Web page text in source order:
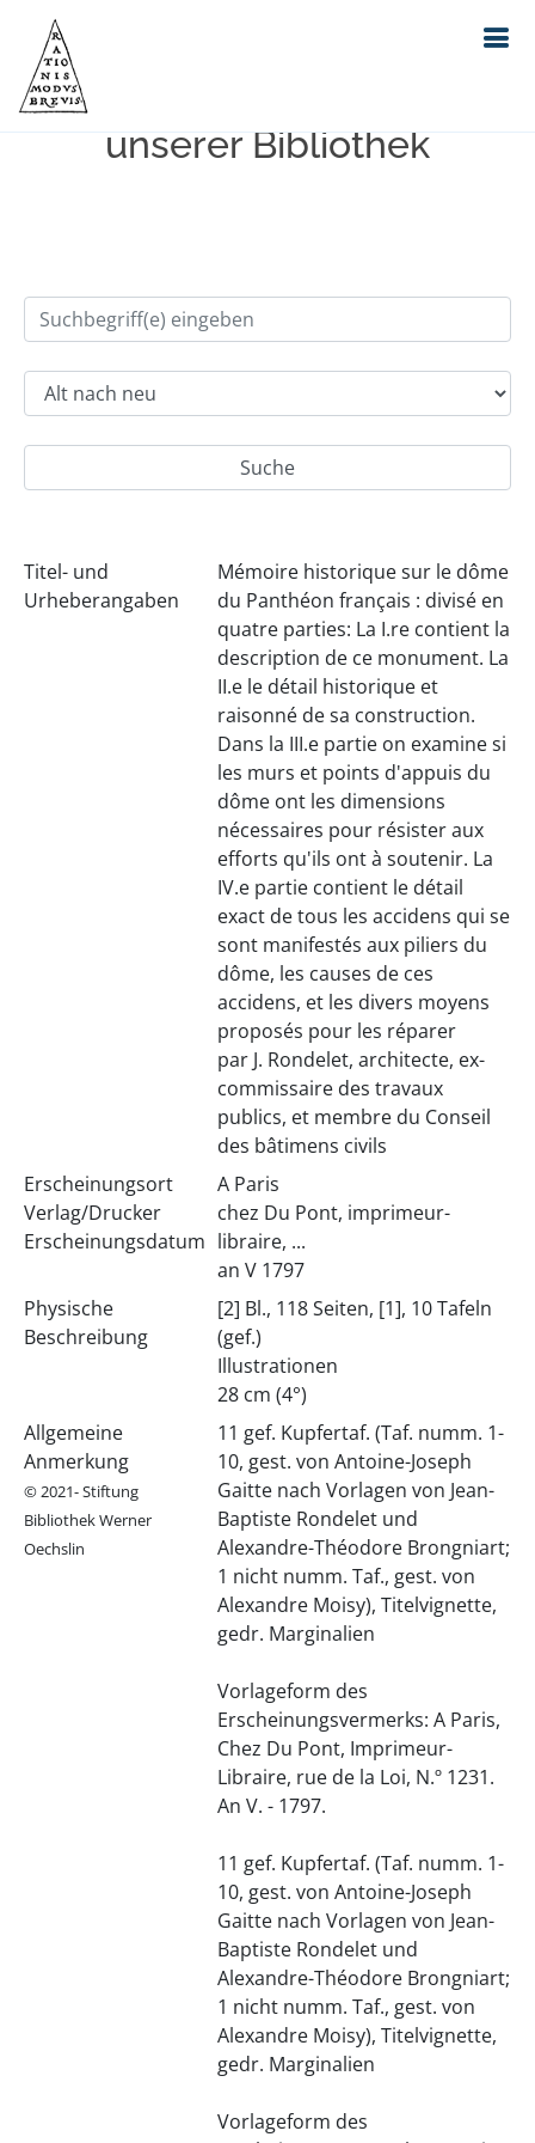
Einfache Suche im Bestand
unserer Bibliothek
Titel- und
Urheberangaben
Mémoire historique sur le dôme
du Panthéon français : divisé en
quatre parties: La I.re contient la
description de ce monument. La
II.e le détail historique et
raisonné de sa construction.
Dans la III.e partie on examine si
les murs et points d'appuis du
dôme ont les dimensions
nécessaires pour résister aux
efforts qu'ils ont à soutenir. La
IV.e partie contient le détail
exact de tous les accidens qui se
sont manifestés aux piliers du
dôme, les causes de ces
accidens, et les divers moyens
proposés pour les réparer
par J. Rondelet, architecte, ex-
commissaire des travaux
publics, et membre du Conseil
des bâtimens civils
Erscheinungsort
Verlag/Drucker
Erscheinungsdatum
A Paris
chez Du Pont, imprimeur-
libraire, ...
an V 1797
Physische
Beschreibung
[2] Bl., 118 Seiten, [1], 10 Tafeln
(gef.)
Illustrationen
28 cm (4°)
Allgemeine
Anmerkung
© 2021- Stiftung
Bibliothek Werner
Oechslin
11 gef. Kupfertaf. (Taf. numm. 1-
10, gest. von Antoine-Joseph
Gaitte nach Vorlagen von Jean-
Baptiste Rondelet und
Alexandre-Théodore Brongniart;
1 nicht numm. Taf., gest. von
Alexandre Moisy), Titelvignette,
gedr. Marginalien
Vorlageform des
Erscheinungsvermerks: A Paris,
Chez Du Pont, Imprimeur-
Libraire, rue de la Loi, N.º 1231.
An V. - 1797.
11 gef. Kupfertaf. (Taf. numm. 1-
10, gest. von Antoine-Joseph
Gaitte nach Vorlagen von Jean-
Baptiste Rondelet und
Alexandre-Théodore Brongniart;
1 nicht numm. Taf., gest. von
Alexandre Moisy), Titelvignette,
gedr. Marginalien
Vorlageform des